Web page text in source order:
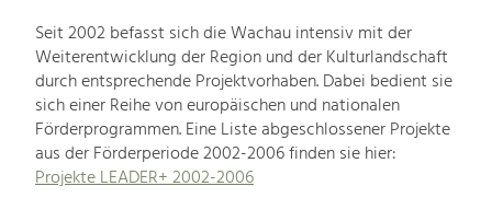
Seit 2002 befasst sich die Wachau intensiv mit der
Weiterentwicklung der Region und der Kulturlandschaft
durch entsprechende Projektvorhaben. Dabei bedient sie
sich einer Reihe von europäischen und nationalen
Förderprogrammen. Eine Liste abgeschlossener Projekte
aus der Förderperiode 2002-2006 finden sie hier:
Projekte LEADER+ 2002-2006